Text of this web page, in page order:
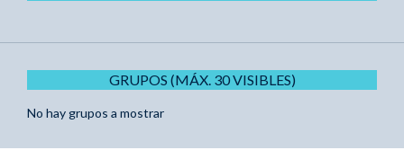
GRUPOS (MÁX. 30 VISIBLES)
No hay grupos a mostrar